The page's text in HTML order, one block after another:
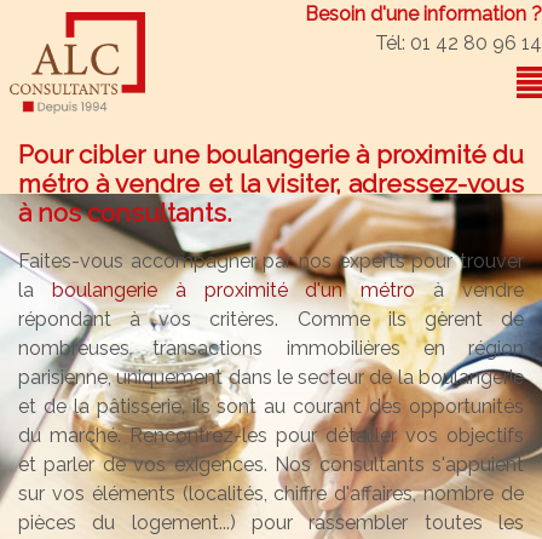
Besoin d'une information ?
Tél: 01 42 80 96 14
Pour cibler une boulangerie à proximité du
métro à vendre et la visiter, adressez-vous
à nos consultants.
Faites-vous accompagner par nos experts pour trouver
laboulangerie à proximité d'un métroà vendre
répondant à vos critères. Comme ils gèrent de
nombreuses transactions immobilières en région
parisienne, uniquement dans le secteur de la boulangerie
et de la pâtisserie, ils sont au courant des opportunités
du marché. Rencontrez-les pour détailler vos objectifs
et parler de vos exigences. Nos consultants s'appuient
sur vos éléments (localités, chiffre d'affaires, nombre de
pièces du logement...) pour rassembler toutes les